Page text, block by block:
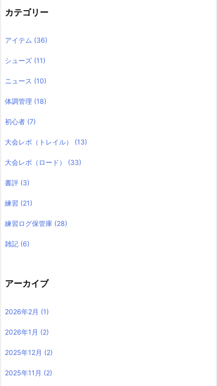
カテゴリー
アイテム (36)
シューズ (11)
ニュース (10)
体調管理 (18)
初心者 (7)
大会レポ（トレイル） (13)
大会レポ（ロード） (33)
書評 (3)
練習 (21)
練習ログ保管庫 (28)
雑記 (6)
アーカイブ
2026年2月 (1)
2026年1月 (2)
2025年12月 (2)
2025年11月 (2)